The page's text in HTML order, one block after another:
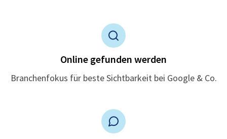
Online gefunden werden
Branchenfokus für beste Sichtbarkeit bei Google & Co.